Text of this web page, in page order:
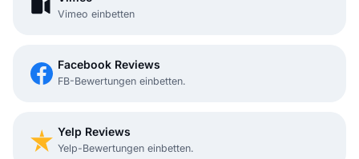
Vimeo einbetten
Facebook Reviews
FB-Bewertungen einbetten.
Yelp Reviews
Yelp-Bewertungen einbetten.